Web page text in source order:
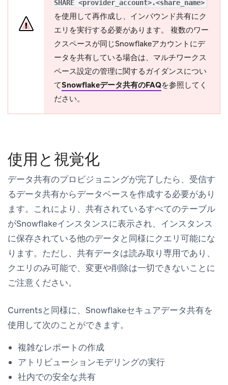
SHARE <provider_account>.<share_name>
を使用して再作成し、インバウンド共有にク
エリを実行する必要があります。 複数のワー
クスペースが同じSnowflakeアカウントにデ
ータを共有している場合は、マルチワークス
ペース設定の管理に関するガイダンスについ
てSnowflakeデータ共有のFAQを参照してく
ださい。
使用と視覚化
データ共有のプロビジョニングが完了したら、受信す
るデータ共有からデータベースを作成する必要があり
ます。これにより、共有されているすべてのテーブル
がSnowflakeインスタンスに表示され、インスタンス
に保存されている他のデータと同様にクエリ可能にな
ります。ただし、共有データは読み取り専用であり、
クエリのみ可能で、変更や削除は一切できないことに
ご注意ください。
Currentsと同様に、Snowflakeセキュアデータ共有を
使用して次のことができます。
複雑なレポートの作成
アトリビューションモデリングの実行
社内での安全な共有